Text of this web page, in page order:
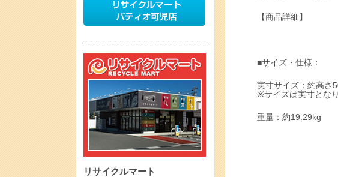
【商品詳細】
■サイズ・仕様：
実寸サイズ：約高さ
※サイズは実寸とな
重量：約19.29kg
リサイクルマート